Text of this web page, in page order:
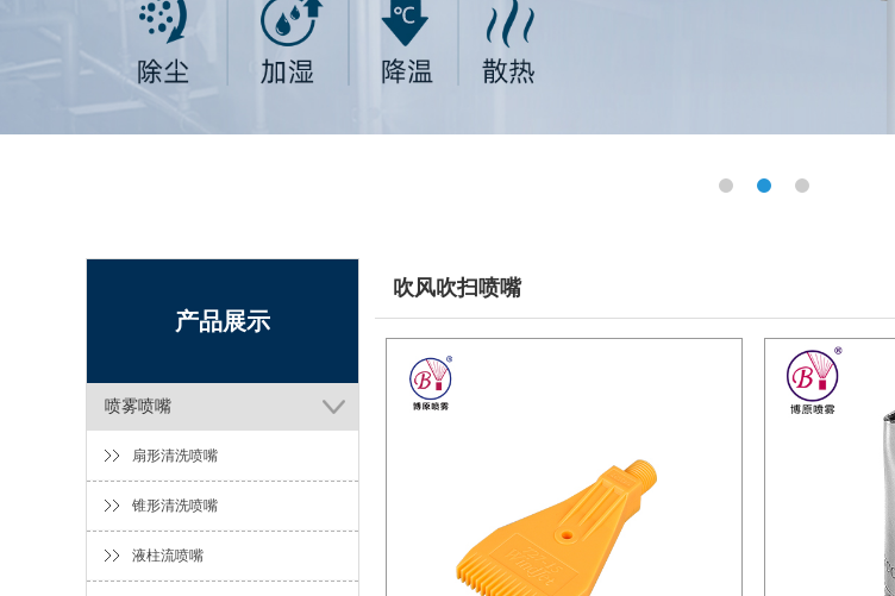
产品展示
喷雾喷嘴
扇形清洗喷嘴
锥形清洗喷嘴
液柱流喷嘴
吹风吹扫喷嘴